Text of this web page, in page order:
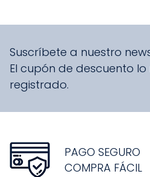
Suscríbete a nuestro
El cupón de descuento
registrado.
PAGO SEGURO
COMPRA FÁCIL